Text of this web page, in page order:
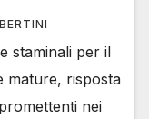
staminali per il
mature, risposta
nei